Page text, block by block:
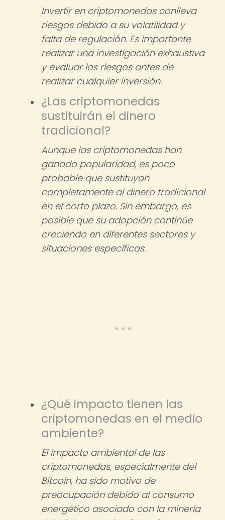
Invertir en criptomonedas conlleva
riesgos debido a su volatilidad y
falta de regulación. Es importante
realizar una investigación exhaustiva
y evaluar los riesgos antes de
realizar cualquier inversión.
¿Las criptomonedas
sustituirán el dinero
tradicional?
Aunque las criptomonedas han
ganado popularidad, es poco
probable que sustituyan
completamente al dinero tradicional
en el corto plazo. Sin embargo, es
posible que su adopción continúe
creciendo en diferentes sectores y
situaciones específicas.
¿Qué impacto tienen las
criptomonedas en el medio
ambiente?
El impacto ambiental de las
criptomonedas, especialmente del
Bitcoin, ha sido motivo de
preocupación debido al consumo
energético asociado con la minería